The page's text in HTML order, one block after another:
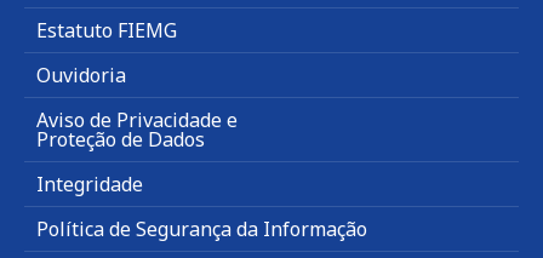
Estatuto FIEMG
Ouvidoria
Aviso de Privacidade e
Proteção de Dados
Integridade
Política de Segurança da Informação